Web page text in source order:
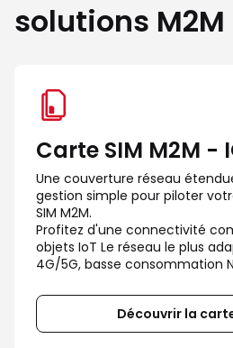
solutions M2M
Carte SIM M2M -
Une couverture réseau
gestion simple pour piloter
SIM M2M.
Profitez d'une connectivité
objets IoT Le réseau le plus
4G/5G, basse consommation
Découvrir la